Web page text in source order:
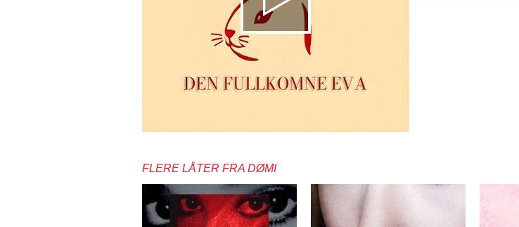
FLERE LÅTER FRA DØMI